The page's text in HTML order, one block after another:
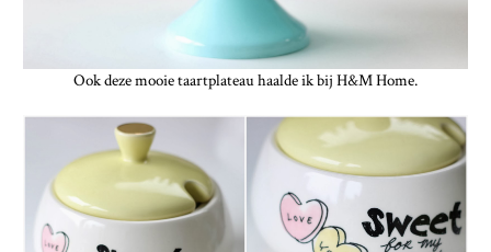
Ook deze mooie taartplateau haalde ik bij H&M Home.